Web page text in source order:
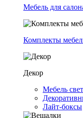
Мебель для
Комплекты
Декор
Мебель
Лайт-боксы